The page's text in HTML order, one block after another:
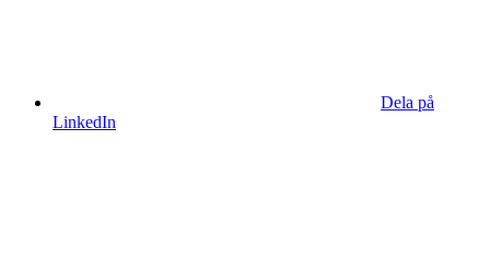
Dela på
LinkedIn